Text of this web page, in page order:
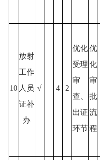
10
放射
工作
人员
证补
办
√ 4 2
优化
受理
审
查、
出证
环节
优
化
审
批
流
程